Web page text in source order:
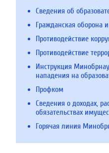
Сведения об
Гражданская оборона
Противодействие
Противодействие
Инструкция
нападения на
Профком
Сведения о доходах,
обязательствах
Горячая линия